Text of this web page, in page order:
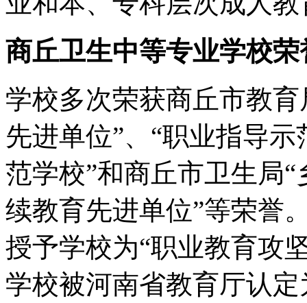
商丘卫生中等专业学校荣
学校多次荣获商丘市教
先进单位”、“职业指导
范学校”和商丘市卫生局
续教育先进单位”等荣誉
授予学校为“职业教育攻
学校被河南省教育厅认